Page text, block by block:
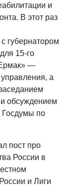
и
В этот раз
губернатором
15-го
—
а
обсуждением
Госдумы по
пост про
России в
и Лиги